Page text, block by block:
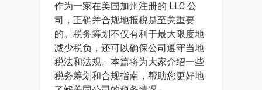
作为一家在美国加州注册的 LLC 公
司，正确并合规地报税是至关重要
的。税务筹划不仅有利于最大限度地
减少税负，还可以确保公司遵守当地
税法和法规。本篇将为大家介绍一些
税务筹划和合规指南，帮助您更好地